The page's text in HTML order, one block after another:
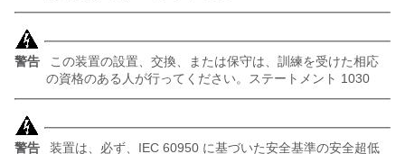
警告
この装置の設置、交換、または保守は、訓練を受けた相応
の資格のある人が行ってください。ステートメント 1030
警告
装置は、必ず、IEC 60950 に基づいた安全基準の安全超低